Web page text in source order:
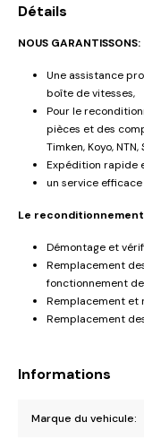
Détails
NOUS GARANTISSONS:
Une assistance
boîte de vitesses,
Pour le
pièces et des
Timken, Koyo,
Expédition rapide
un service
Le
Démontage et
Remplacement
fonctionnement
Remplacement et
Remplacement
Informations
Marque du vehicule: